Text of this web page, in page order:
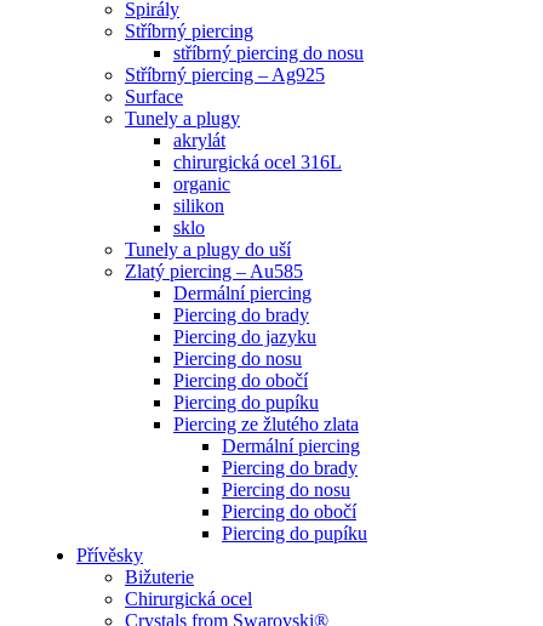
Spirály
Stříbrný piercing
stříbrný piercing do nosu
Stříbrný piercing – Ag925
Surface
Tunely a plugy
akrylát
chirurgická ocel 316L
organic
silikon
sklo
Tunely a plugy do uší
Zlatý piercing – Au585
Dermální piercing
Piercing do brady
Piercing do jazyku
Piercing do nosu
Piercing do obočí
Piercing do pupíku
Piercing ze žlutého zlata
Dermální piercing
Piercing do brady
Piercing do nosu
Piercing do obočí
Piercing do pupíku
Přívěsky
Bižuterie
Chirurgická ocel
Crystals from Swarovski®